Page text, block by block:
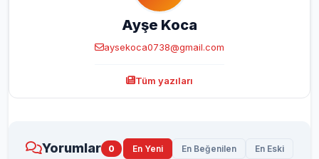
Ayşe Koca
aysekoca0738@gmail.com
Tüm yazıları
Yorumlar 0 En Yeni En Beğenilen En Eski